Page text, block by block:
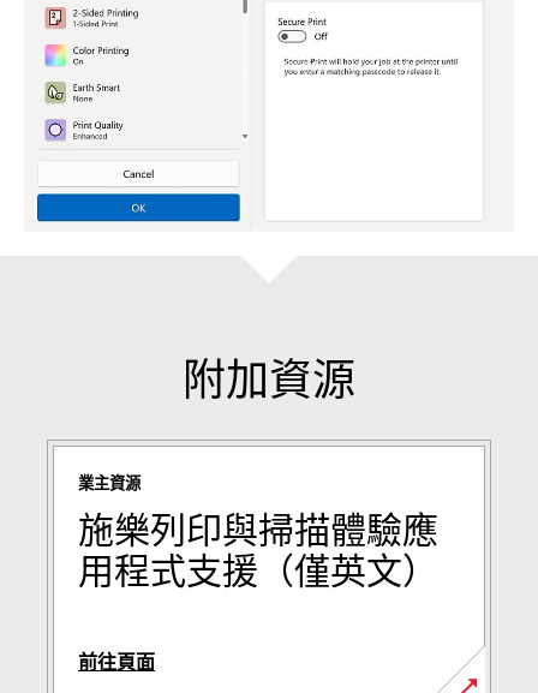
附加資源
業主資源
施樂列印與掃描體驗應
用程式支援（僅英文）
前往頁面